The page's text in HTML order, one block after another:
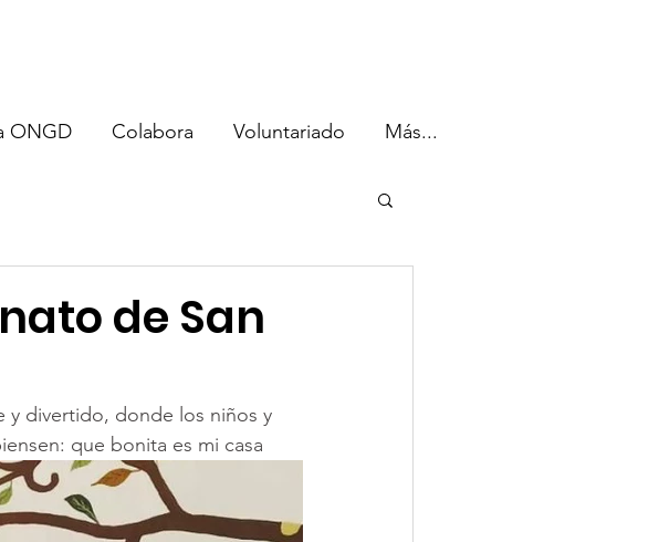
ONGD Colabora Voluntariado Más...
de San
y divertido, donde los niños y
que bonita es mi casa